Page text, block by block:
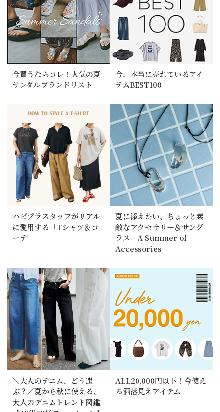
今買うならコレ！人気の夏
サンダルブランドリスト
今、本当に売れているアイ
テムBEST100
ハピプラスタッフがリアル
に愛用する「Tシャツ＆コ
ーデ」
夏に添えたい、ちょっと素
敵なアクセサリー＆サング
ラス｜A Summer of
Accessories
＼大人のデニム、どう選
ぶ？／夏から秋に使える、
大人のデニムトレンド図鑑
ALL20,000円以下！今使え
る洒落見えアイテム